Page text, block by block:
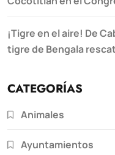
¡Tigre en el aire! De
tigre de Bengala
CATEGORÍAS
Animales
Ayuntamientos